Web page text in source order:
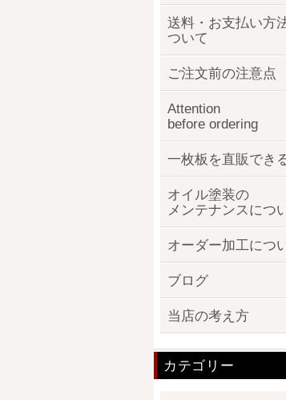
送料・お支払い方
ついて
ご注文前の注意点
Attention
before ordering
一枚板を直販でき
オイル塗装の
メンテナンスにつ
オーダー加工につ
ブログ
当店の考え方
カテゴリー